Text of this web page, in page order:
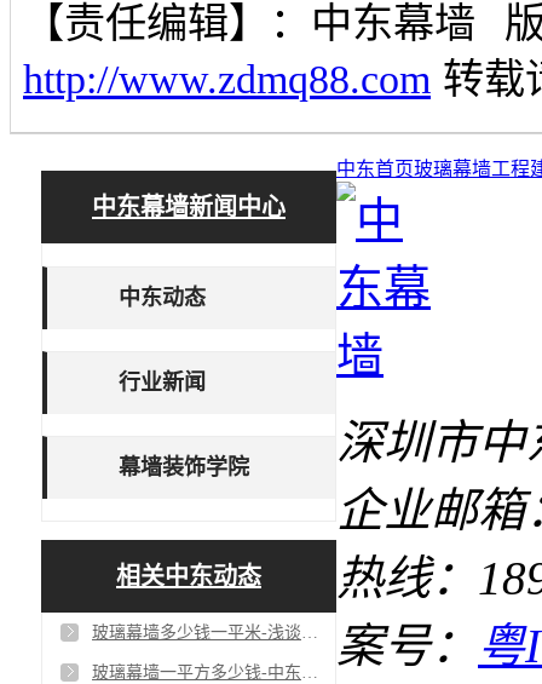
【责任编辑】： 中东幕墙
http://www.zdmq88.com 转载
中东幕墙新闻中心
中东动态
行业新闻
幕墙装饰学院
相关中东动态
玻璃幕墙多少钱一平米-浅谈报价主要影响因素
玻璃幕墙一平方多少钱-中东幕墙
中东首页玻璃幕墙工程
深圳市中
企业邮箱
热线：
案号： 粤